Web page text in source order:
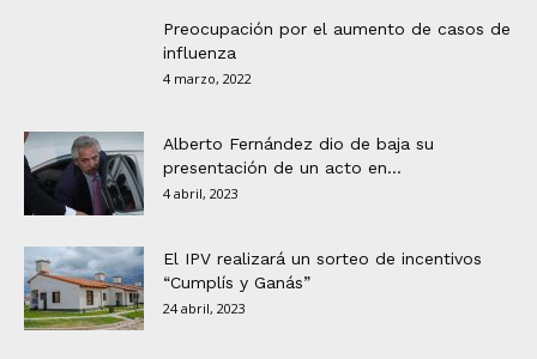
Preocupación por el aumento de casos de
influenza
4 marzo, 2022
Alberto Fernández dio de baja su
presentación de un acto en...
4 abril, 2023
El IPV realizará un sorteo de incentivos
“Cumplís y Ganás”
24 abril, 2023